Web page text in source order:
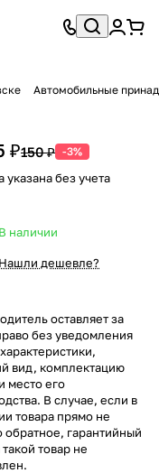
Автомобильные
₽150 ₽ -3%
указана без учета
В наличии
Нашли дешевле?
оставляет за
без уведомления
вид, комплектацию
место его
В случае, если в
товара прямо не
обратное, гарантийный
товар не